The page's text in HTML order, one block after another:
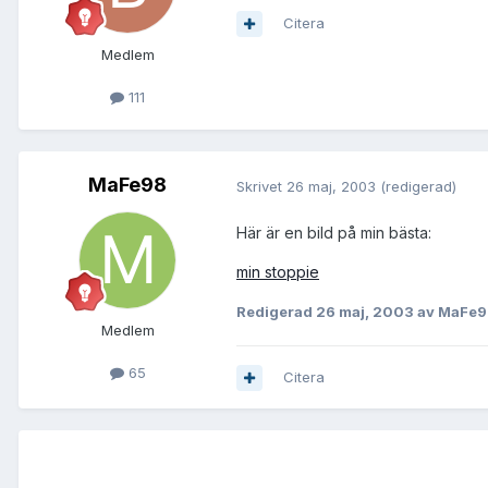
Medlem
111
Citera
MaFe98
Medlem
65
Skrivet 26 maj, 2003 (redigerad)
Här är en bild på min bästa:
min stoppie
Redigerad 26 maj, 2003 av
Citera